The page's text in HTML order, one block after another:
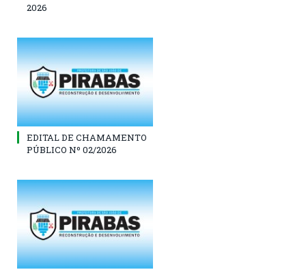
2026
EDITAL DE CHAMAMENTO
PÚBLICO Nº 02/2026